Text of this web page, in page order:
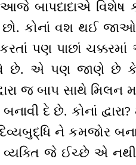
બાપદાદાએ વિશેષ
કોનાં વશ થઈ જાઓ
પણ પાછાં
આવે છે. એ પણ જાણે છે
જ બાપ સાથે મિલન
દે છે. કોનાં દ્વારા?
ને કમજોર
જે ઈચ્છે એ નથી